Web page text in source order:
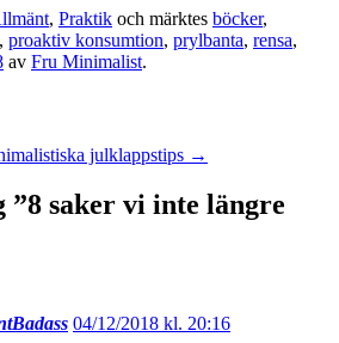
, Praktik och märktes böcker,
, proaktiv konsumtion, prylbanta, rensa,
av Fru Minimalist.
julklappstips →
”8 saker vi inte längre
04/12/2018 kl. 20:16